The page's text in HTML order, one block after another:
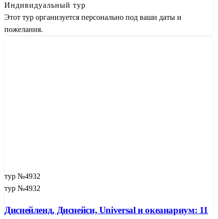
Индивидуальный тур
Этот тур организуется персонально под ваши даты и
пожелания.
тур №4932
тур №4932
Диснейленд, Диснейси, Universal и океанариум: 11